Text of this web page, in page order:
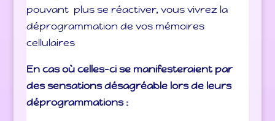
pouvant plus se réactiver, vous vivrez la
déprogrammation de vos mémoires
cellulaires
En cas où celles-ci se manifesteraient par
des sensations désagréable lors de leurs
déprogrammations :